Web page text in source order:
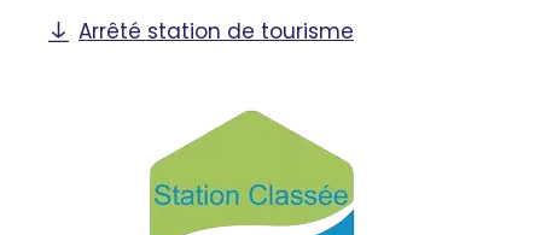
Arrêté station de tourisme